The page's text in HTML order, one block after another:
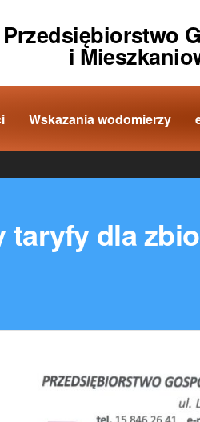
Przedsiębiorstwo
i
Wskazania wodomierzy
taryfy dla